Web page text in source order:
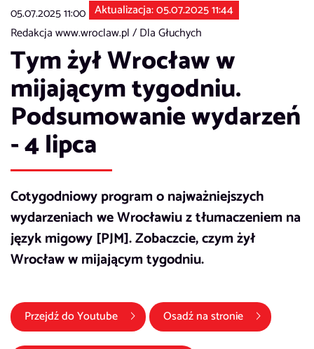
05.07.2025 11:00 Aktualizacja: 05.07.2025 11:44
Redakcja www.wroclaw.pl /Dla Głuchych
Tym żył Wrocław w
mijającym tygodniu.
Podsumowanie wydarzeń
- 4 lipca
Cotygodniowy program o najważniejszych
wydarzeniach we Wrocławiu z tłumaczeniem na
język migowy [PJM]. Zobaczcie, czym żył
Wrocław w mijającym tygodniu.
Przejdź doYoutube(link otwiera się w nowym oknie)
Osadź na stronie